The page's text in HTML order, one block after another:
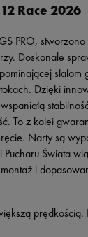
Race 2026
PRO,
Doskonale
slalom
Dzięki
To z kolei
Narty są
Świata
i
prędkością.